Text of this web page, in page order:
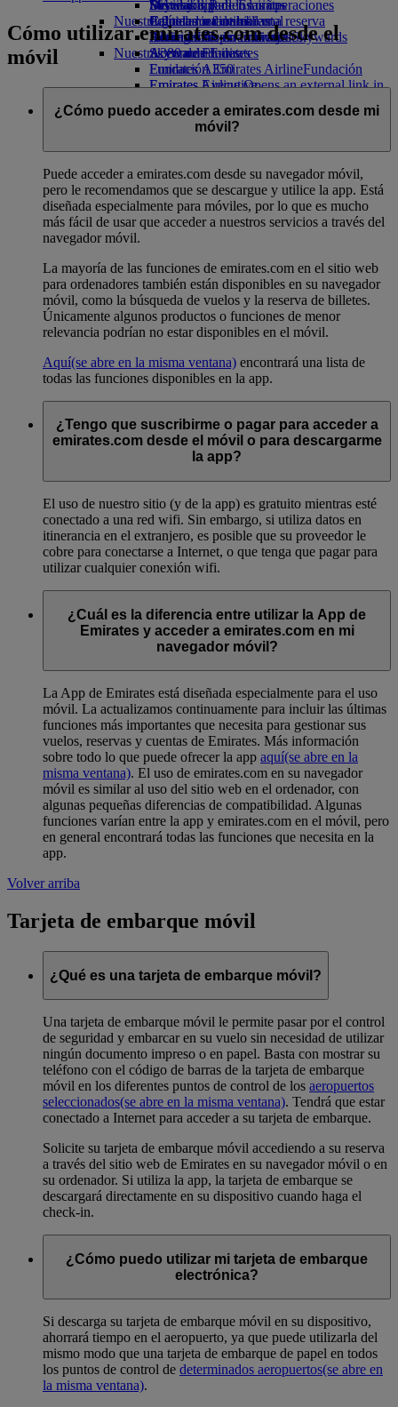
Bebidas
Nuestra flota
Boeing 777
A380 de Emirates
Emirates A350
Emirates Executive
Diversión para los niños
Juguetes infantiles
Actividades para niños
Sostenibilidad en las operaciones
Política medioambiental
Informes medioambientales
Nuestras comunidades
Fundación Emirates AirlineFundación
Emirates Airline Opens an external link in
Patrocinios
Skywards Rail
Calculadora de millas
Inicie sesión en Emirates Skywards
Skywards+
Móvil y app de Emirates
Cancelar o cambiar una reserva
Alteraciones en los viajes
Acerca de Emirates
Cómo utilizar emirates.com desde el
móvil
¿Cómo puedo acceder a emirates.com desde mi
móvil?
Puede acceder a emirates.com desde su navegador móvil,
pero le recomendamos que se descargue y utilice la app. Está
diseñada especialmente para móviles, por lo que es mucho
más fácil de usar que acceder a nuestros servicios a través del
navegador móvil.
La mayoría de las funciones de emirates.com en el sitio web
para ordenadores también están disponibles en su navegador
móvil, como la búsqueda de vuelos y la reserva de billetes.
Únicamente algunos productos o funciones de menor
relevancia podrían no estar disponibles en el móvil.
Aquí(se abre en la misma ventana) encontrará una lista de
todas las funciones disponibles en la app.
¿Tengo que suscribirme o pagar para acceder a
emirates.com desde el móvil o para descargarme
la app?
El uso de nuestro sitio (y de la app) es gratuito mientras esté
conectado a una red wifi. Sin embargo, si utiliza datos en
itinerancia en el extranjero, es posible que su proveedor le
cobre para conectarse a Internet, o que tenga que pagar para
utilizar cualquier conexión wifi.
¿Cuál es la diferencia entre utilizar la App de
Emirates y acceder a emirates.com en mi
navegador móvil?
La App de Emirates está diseñada especialmente para el uso
móvil. La actualizamos continuamente para incluir las últimas
funciones más importantes que necesita para gestionar sus
vuelos, reservas y cuentas de Emirates. Más información
sobre todo lo que puede ofrecer la app aquí(se abre en la
misma ventana). El uso de emirates.com en su navegador
móvil es similar al uso del sitio web en el ordenador, con
algunas pequeñas diferencias de compatibilidad. Algunas
funciones varían entre la app y emirates.com en el móvil, pero
en general encontrará todas las funciones que necesita en la
app.
Volver arriba
Tarjeta de embarque móvil
¿Qué es una tarjeta de embarque móvil?
Una tarjeta de embarque móvil le permite pasar por el control
de seguridad y embarcar en su vuelo sin necesidad de utilizar
ningún documento impreso o en papel. Basta con mostrar su
teléfono con el código de barras de la tarjeta de embarque
móvil en los diferentes puntos de control de los aeropuertos
seleccionados(se abre en la misma ventana). Tendrá que estar
conectado a Internet para acceder a su tarjeta de embarque.
Solicite su tarjeta de embarque móvil accediendo a su reserva
a través del sitio web de Emirates en su navegador móvil o en
su ordenador. Si utiliza la app, la tarjeta de embarque se
descargará directamente en su dispositivo cuando haga el
check-in.
¿Cómo puedo utilizar mi tarjeta de embarque
electrónica?
Si descarga su tarjeta de embarque móvil en su dispositivo,
ahorrará tiempo en el aeropuerto, ya que puede utilizarla del
mismo modo que una tarjeta de embarque de papel en todos
los puntos de control de determinados aeropuertos(se abre en
la misma ventana).